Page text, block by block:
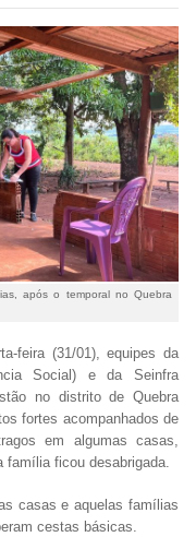
após o temporal no Quebra
feira (31/01), equipes da
Social) e da Seinfra
no distrito de Quebra
fortes acompanhados de
em algumas casas,
família ficou desabrigada.
casas e aquelas famílias
cestas básicas.